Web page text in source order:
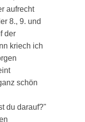
aufrecht
8., 9. und
der
kriech ich
schön
du darauf?"